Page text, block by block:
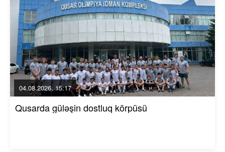
04.08.2026, 15:17
Qusarda güləşin dostluq körpüsü